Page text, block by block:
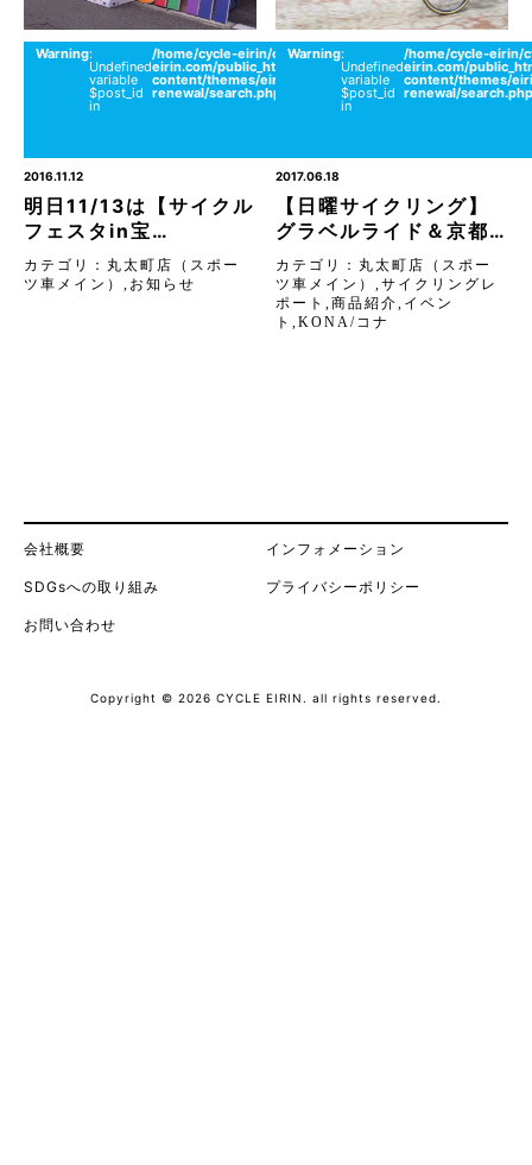
Warning:
Undefined
variable
$post_id
in
/home/cycle-eirin/cycle-
eirin.com/public_html/wordpress/wp-
content/themes/eirin-
renewal/search.php
on
line
26
丸太
町店
（ス
2016.11.12
明日11/13は【サイクル
フェスタin宝…
カテゴリ： 丸太町店（スポー
ツ車メイン） , お知らせ
Warning:
Undefined
variable
$post_id
in
/home/cycle-eirin/
eirin.com/
content/themes/
renewal/
2017.06.18
【日曜サイクリング】
グラベルライド＆京都…
カテゴリ： 丸太町店（スポー
ツ車メイン）,サイクリングレ
ポート,商品紹介, イベン
ト,KONA/コナ
会社概要 インフォメーション
SDGsへの取り組み プライバシーポリシー
お問い合わせ
Copyright © 2026 CYCLE EIRIN. all rights reserved.